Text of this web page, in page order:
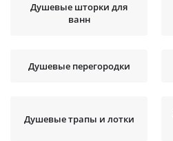
Душевые шторки для
ванн
Душевые перегородки
Душевые трапы и лотки